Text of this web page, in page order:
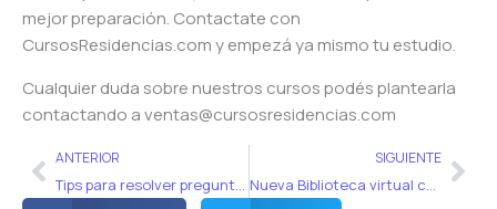
mejor preparación. Contactate con
CursosResidencias.com y empezá ya mismo tu estudio.
Cualquier duda sobre nuestros cursos podés plantearla
contactando a ventas@cursosresidencias.com
AntANTERIOR
Tips para resolver preguntas con imágenes del examen único
SIGUIENTE
Nueva Biblioteca virtual con bibliografía residencias médicas 2021